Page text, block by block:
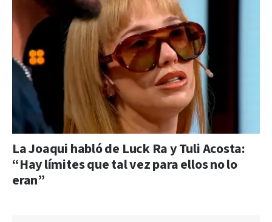
La Joaqui habló de Luck Ra y Tuli Acosta:
“Hay límites que tal vez para ellos no lo
eran”